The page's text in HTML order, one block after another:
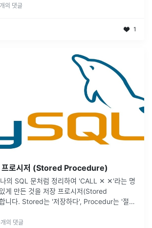
개의 댓글
1
로시저 (Stored Procedure)
의 SQL 문처럼 정리하여 'CALL ✕ ✕'라는 명
게 만든 것을 저장 프로시저(Stored
니다. Stored는 '저장하다', Procedur는 '절
개의 댓글